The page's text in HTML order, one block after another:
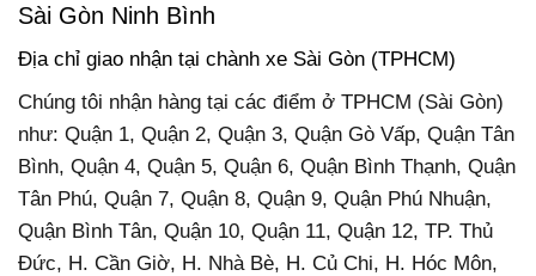
Sài Gòn Ninh Bình
Địa chỉ giao nhận tại chành xe Sài Gòn (TPHCM)
Chúng tôi nhận hàng tại các điểm ở TPHCM (Sài Gòn)
như: Quận 1, Quận 2, Quận 3, Quận Gò Vấp, Quận Tân
Bình, Quận 4, Quận 5, Quận 6, Quận Bình Thạnh, Quận
Tân Phú, Quận 7, Quận 8, Quận 9, Quận Phú Nhuận,
Quận Bình Tân, Quận 10, Quận 11, Quận 12, TP. Thủ
Đức, H. Cần Giờ, H. Nhà Bè, H. Củ Chi, H. Hóc Môn,